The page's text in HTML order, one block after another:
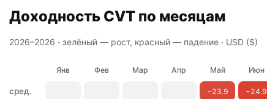
ДоходностьCVT по месяцам
2026–2026 · зелёный — рост, красный — падение· USD ($)
Янв Фев Мар Апр Май Июн
сред. −23.9 −24.9